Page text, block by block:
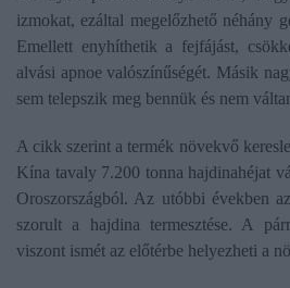
izmokat, ezáltal megelőzhető néhány
Emellett enyhíthetik a fejfájást,
alvási apnoe valószínűségét. Másik
sem telepszik meg bennük és nem
A cikk szerint a termék növekvő
Kína tavaly 7.200 tonna hajdinahéjat
Oroszországból. Az utóbbi években
szorult a hajdina termesztése. A
viszont ismét az előtérbe helyezheti a